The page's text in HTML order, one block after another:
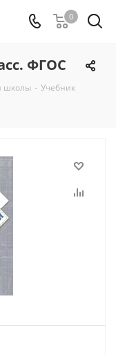
0
ФГОС
школы - Учебник